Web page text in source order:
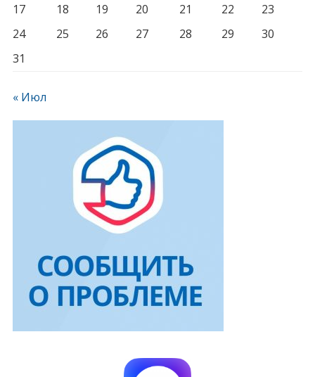
17
18 19 20 21 22
23
24
25 26 27 28 29
30
31
« Июл